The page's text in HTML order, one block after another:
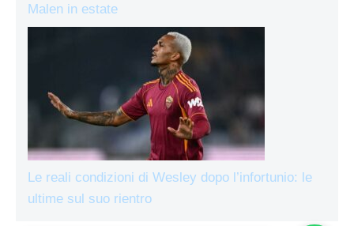
Malen in estate
Le reali condizioni di Wesley dopo l’infortunio: le
ultime sul suo rientro